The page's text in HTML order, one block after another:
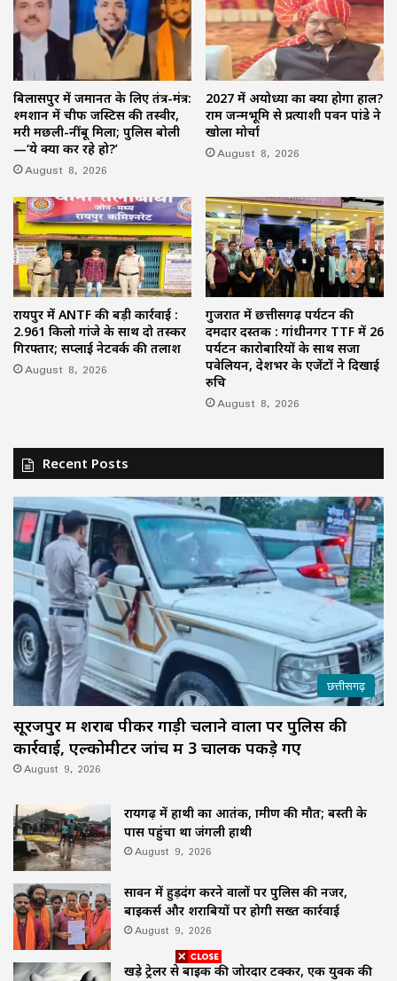
बिलासपुर में जमानत के लिए तंत्र-मंत्र:
श्मशान में चीफ जस्टिस की तस्वीर,
मरी मछली-नींबू मिला; पुलिस बोली
—‘ये क्या कर रहे हो?’
August 8, 2026
2027 में अयोध्या का क्या होगा हाल?
राम जन्मभूमि से प्रत्याशी पवन पांडे ने
खोला मोर्चा
August 8, 2026
रायपुर में ANTF की बड़ी कार्रवाई :
2.961 किलो गांजे के साथ दो तस्कर
गिरफ्तार; सप्लाई नेटवर्क की तलाश
August 8, 2026
गुजरात में छत्तीसगढ़ पर्यटन की
दमदार दस्तक : गांधीनगर TTF में 26
पर्यटन कारोबारियों के साथ सजा
पवेलियन, देशभर के एजेंटों ने दिखाई
रुचि
August 8, 2026
Recent Posts
छत्तीसगढ़
सूरजपुर में शराब पीकर गाड़ी चलाने वालों पर पुलिस की
कार्रवाई, एल्कोमीटर जांच में 3 चालक पकड़े गए
August 9, 2026
रायगढ़ में हाथी का आतंक, ग्रामीण की मौत; बस्ती के
पास पहुंचा था जंगली हाथी
August 9, 2026
सावन में हुड़दंग करने वालों पर पुलिस की नजर,
बाइकर्स और शराबियों पर होगी सख्त कार्रवाई
August 9, 2026
खड़े ट्रेलर से बाइक की जोरदार टक्कर, एक युवक की